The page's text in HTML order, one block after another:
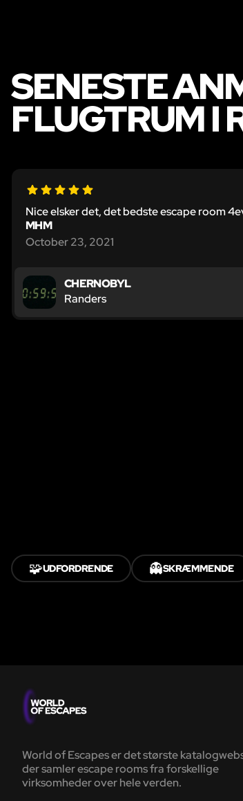
SENESTE
FLUGTRUM I
Nice elsker det, det bedste escape room
MHM
October 23, 2021
CHERNOBYL
Randers
🧩UDFORDRENDE 👻SKRÆMMENDE
World of Escapes er det største
der samler escape rooms fra forskellige
virksomheder over hele verden.